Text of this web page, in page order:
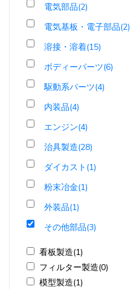
電気部品(2)
電気基板・電子部品(2)
溶接・溶着(15)
ボディーパーツ(6)
駆動系パーツ(4)
内装品(4)
エンジン(4)
治具製造(28)
ダイカスト(1)
粉末冶金(1)
外装品(1)
その他部品(3)
看板製造(1)
フィルター製造(0)
模型製造(1)